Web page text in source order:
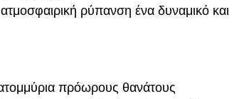
ρύπανση ένα δυναμικό και
πρόωρους θανάτους